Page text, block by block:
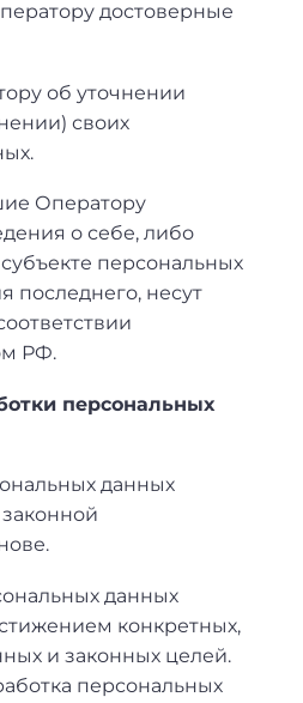
достоверные
об уточнении
своих
Оператору
о себе, либо
персональных
последнего, несут
РФ.
персональных
данных
данных
конкретных,
и законных целей.
персональных